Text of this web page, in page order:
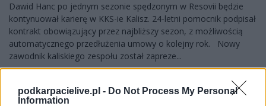
podkarpacielive.pl - Do Not Process My Personal
Information
Dawid Hanc po jednym sezonie spędzonym w Resovii będzie
kontynuował karierę w KKS-ie Kalisz. 24-letni pomocnik podpisał
kontrakt obowiązujący przez najbliższy sezon, z możliwością
automatycznego przedłużenia umowy o kolejny rok. Nowy
zawodnik kaliskiego zespołu został zapreze...
Czytaj więcej...